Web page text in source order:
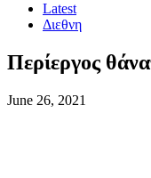
Latest
Διεθνη
Περίεργος
June 26, 2021